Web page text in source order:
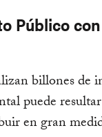
Público
billones de
puede
en gran